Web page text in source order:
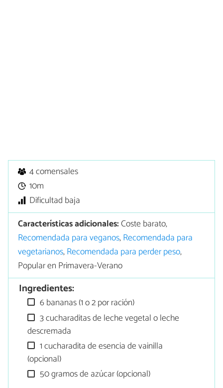
4 comensales
10m
Dificultad baja
Características adicionales:Coste barato,
Recomendada para veganos,Recomendada para
vegetarianos,Recomendada para perder peso,
Popular en Primavera-Verano
Ingredientes:
6 bananas (1 o 2 por ración)
3 cucharaditas de leche vegetal o leche
descremada
1 cucharadita de esencia de vainilla
(opcional)
50 gramos de azúcar (opcional)